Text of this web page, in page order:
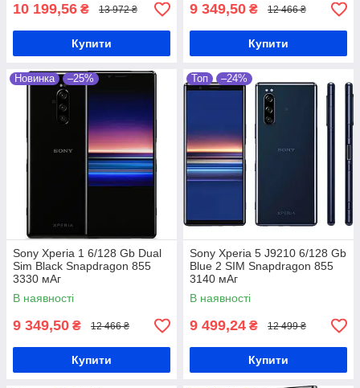
10 199,56 ₴ 13 972 ₴
Купити
9 349,50 ₴ 12 466 ₴
Купити
Новинка –25%
Sony Xperia 1 6/128 Gb Dual
Sim Black Snapdragon 855
3330 мАг
В наявності
9 349,50 ₴ 12 466 ₴
Купити
Топ –24%
Sony Xperia 5 J9210 6/128 Gb
Blue 2 SIM Snapdragon 855
3140 мАг
В наявності
9 499,24 ₴ 12 499 ₴
Купити